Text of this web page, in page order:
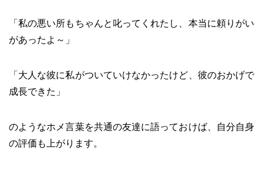
「私の悪い所もちゃんと叱ってくれたし、本当に頼りがい
があったよ～」
「大人な彼に私がついていけなかったけど、彼のおかげで
成長できた」
のようなホメ言葉を共通の友達に語っておけば、自分自身
の評価も上がります。